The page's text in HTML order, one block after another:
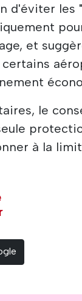
d'éviter les
et
le
à la